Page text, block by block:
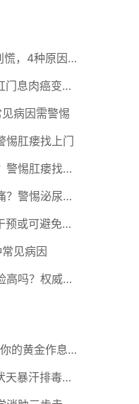
肛门指检手套带血？别慌，4种原因要分清
肛门外长肉块？警惕肛门息肉癌变风险
病因需警惕
惕肛瘘找上门
肛门旁长痛性小疙瘩？警惕肛瘘找上门
右侧腰背肋骨按压胀痛？警惕泌尿系结石
胆道闭锁不必慌，早干预或可避免肝移植
见病因
胆结石胆息肉手术风险高吗？权威解析消焦虑
别硬扛了！用3周找到你的黄金作息你的身体在等你
汗出越多越伤身？三伏天暴汗排毒的真相太扎心